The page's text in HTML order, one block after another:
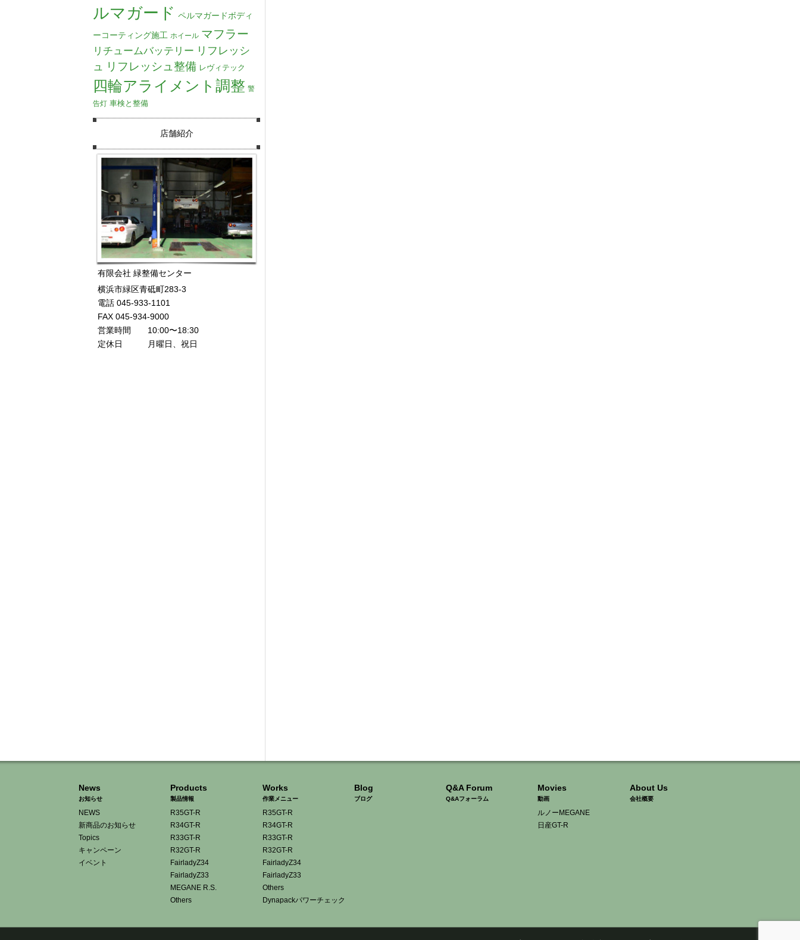
ルマガード ペルマガードボディ
ーコーティング施工 ホイール マフラー
リチュームバッテリー リフレッシ
ュ
リフレッシュ整備 レヴィテック
四輪アライメント調整 警
告灯 車検と整備
店舗紹介
有限会社 緑整備センター
横浜市緑区青砥町283-3
電話 045-933-1101
FAX 045-934-9000
営業時間 10:00〜18:30
定休日 月曜日、祝日
News
お知らせ
NEWS
新商品のお知らせ
Topics
キャンペーン
イベント
Products
製品情報
R35GT-R
R34GT-R
R33GT-R
R32GT-R
FairladyZ34
FairladyZ33
MEGANE R.S.
Others
Works
作業メニュー
R35GT-R
R34GT-R
R33GT-R
R32GT-R
FairladyZ34
FairladyZ33
Others
Dynapackパワーチェック
Blog
ブログ
Q&A Forum
Q&Aフォーラム
Movies
動画
ルノーMEGANE
日産GT-R
About Us
会社概要